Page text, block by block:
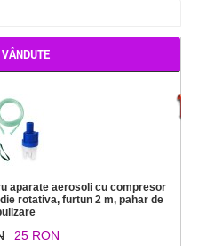
aparate aerosoli cu compresor
rotativa, furtun 2 m, pahar de
25 RON